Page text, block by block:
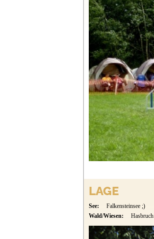
LAGE
See: Falkensteinsee ;)
Wald/Wiesen:
Hasbruch